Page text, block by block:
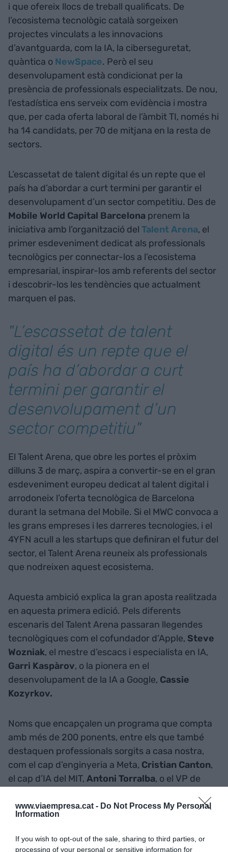
www.viaempresa.cat - Do Not Process My Personal
Information
If you wish to opt-out of the sale, sharing to third parties, or
processing of your personal or sensitive information for
i que ofereix llocs de treball qualificats. De
l’ecosistema tecnològic català sorgeixen
projectes vinculats a les innovacions
d’avantguarda, com la IA, la ciberseguretat,
quàntica o NewSpace. Però el seu
desenvolupament està condicionat per la
presència de professionals especialitzats. De nou,
l’estadística ens serveix com evidència i mostra
que, per cada oferta laboral de l’àmbit TI, només hi
ha 14 candidats, per 70 de mitjana en la resta de
sectors.
L’escassetat de talent digital és un repte que el
país ha d’abordar a curt termini per garantir el
desenvolupament d’un sector competitiu. Des de
Mobile World Capital Barcelona prenem la
iniciativa amb l’organització del Talent Arena, el
primer esdeveniment dedicat als professionals
tecnològics per connectar-los a l’ecosistema
empresarial, inspirar-los amb referents del sector
i descobrir-los les tendències que actualment
marquen el pas.
"L’escassetat de talent
digital és un repte que el
país ha d’abordar a curt
termini per garantir el
desenvolupament d’un
sector competitiu"
El Talent Arena, que obre les portes el pròxim
dilluns 3 de març, aspira a convertir-se en el gran
esdeveniment europeu dedicat al talent digital i
arrodoneix l’oferta tecnològica de Barcelona
durant la setmana del Mobile. Si el MWC convoca a
les grans empreses i les darreres tecnologies, i el
4YFN acull a les startups que definiran el futur del
sector, el Talent Arena reuneix als professionals
que nodreixen aquest ecosistema.
Aquesta ambició explica la gran aposta realitzada
en aquesta primera edició. Pels diferents
escenaris del Talent Arena passaran llegendes
tecnològiques com el cofundador d’Apple, Steve
Wozniak, el mestre d’escacs i especialista en IA,
Garri Kaspàrov, o la pionera en el
desenvolupament de la IA a Google, Cassie
Kozyrkov.
Noms que encapçalen un programa que compta
amb més de 200 ponents, entre els que també
destaquen professionals sorgits a casa nostra,
com el cap d’enginyeria a Meta, Cristian Canton,
el cap d’IA del MIT, Antoni Torralba, o el VP de